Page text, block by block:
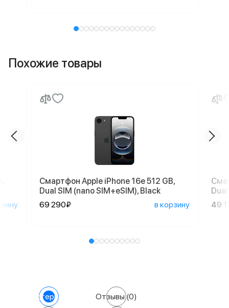
Похожие товары
Смартфон Apple iPhone 16e 512 GB,
Dual SIM (nano SIM+eSIM), Black
69 290₽
в корзину
49
Характеристики Отзывы(0)